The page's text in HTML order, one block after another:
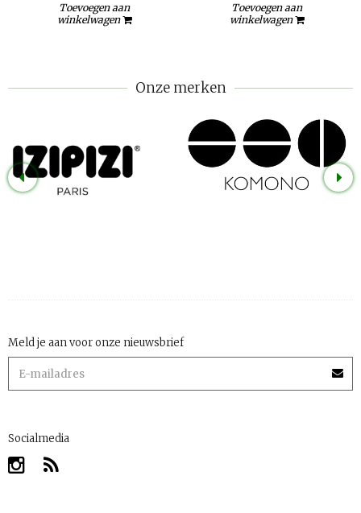
Toevoegen aan
winkelwagen
Toevoegen aan
winkelwagen
Onze merken
Meld je aan voor onze nieuwsbrief
Socialmedia